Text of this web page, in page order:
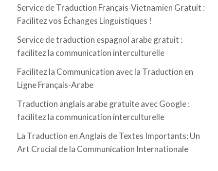
Service de Traduction Français-Vietnamien Gratuit :
Facilitez vos Échanges Linguistiques !
Service de traduction espagnol arabe gratuit :
facilitez la communication interculturelle
Facilitez la Communication avec la Traduction en
Ligne Français-Arabe
Traduction anglais arabe gratuite avec Google :
facilitez la communication interculturelle
La Traduction en Anglais de Textes Importants: Un
Art Crucial de la Communication Internationale